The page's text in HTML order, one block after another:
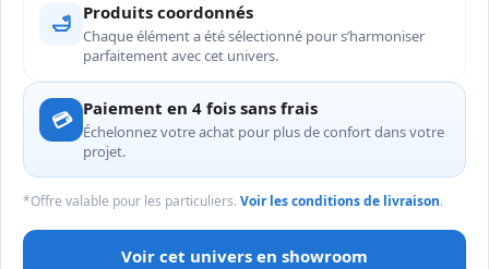
🛁 Produits coordonnés
Chaque élément a été sélectionné pour s’harmoniser
parfaitement avec cet univers.
💳 Paiement en 4 fois sans frais
Échelonnez votre achat pour plus de confort dans votre
projet.
*Offre valable pour les particuliers. Voir les conditions de livraison.
Voir cet univers en showroom